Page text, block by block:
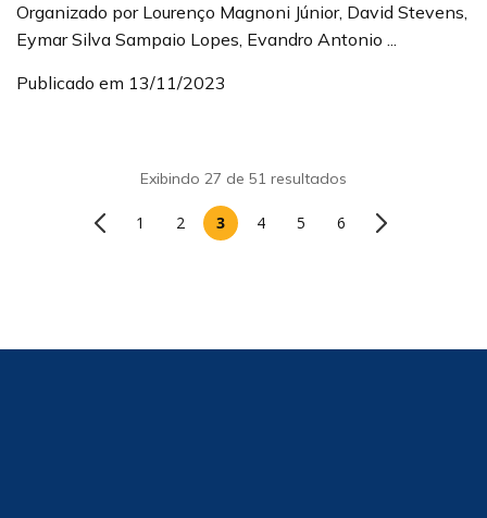
Organizado por Lourenço Magnoni Júnior, David Stevens,
Eymar Silva Sampaio Lopes, Evandro Antonio ...
Publicado em 13/11/2023
Exibindo 27 de 51 resultados
1 2 3 4 5 6